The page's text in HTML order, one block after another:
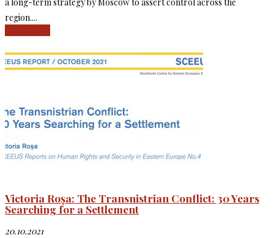
region....
Victoria Roșa: The Transnistrian Conflict: 30 Years
Searching for a Settlement
20.10.2021